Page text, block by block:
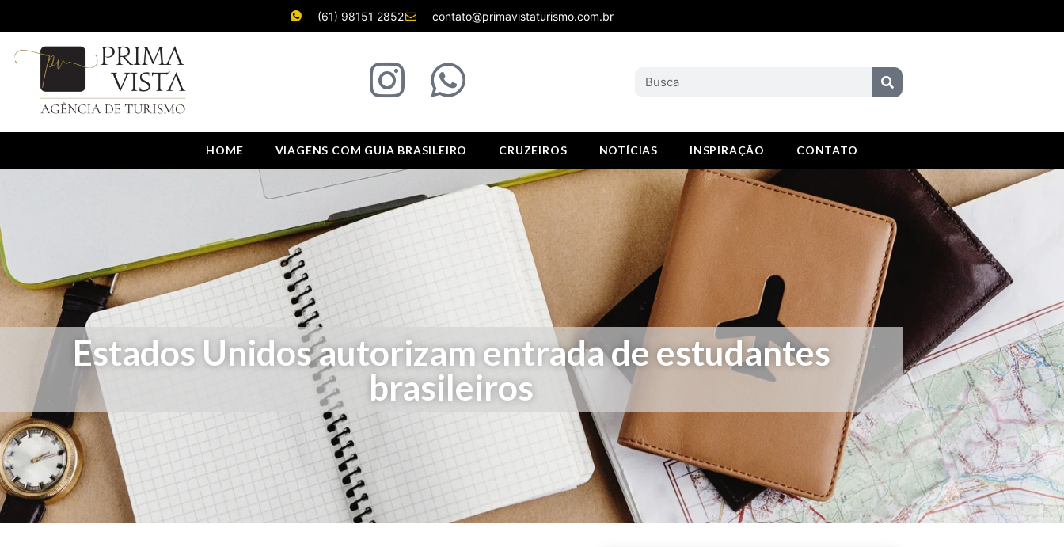
(61) 98151 2852 contato@primavistaturismo.com.br
HOME VIAGENS COM GUIA BRASILEIRO CRUZEIROS NOTÍCIAS INSPIRAÇÃO CONTATO
Estados Unidos autorizam entrada de estudantes
brasileiros